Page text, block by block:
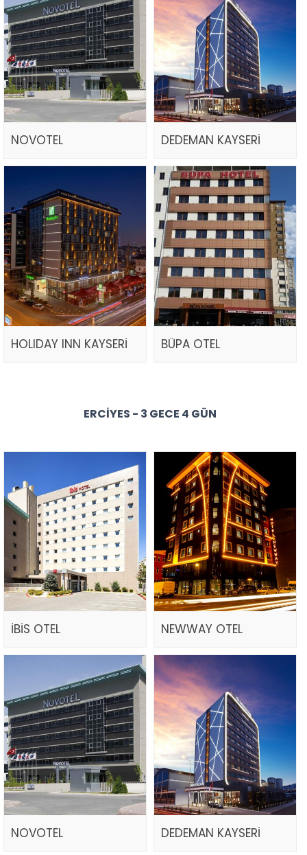
NOVOTEL DEDEMAN KAYSERİ
HOLIDAY INN KAYSERİ BÜPA OTEL
ERCIYES - 3 GECE 4 GÜN
İBİS OTEL NEWWAY OTEL
NOVOTEL DEDEMAN KAYSERİ